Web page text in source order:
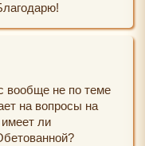
вообще не по теме
на вопросы на
ли